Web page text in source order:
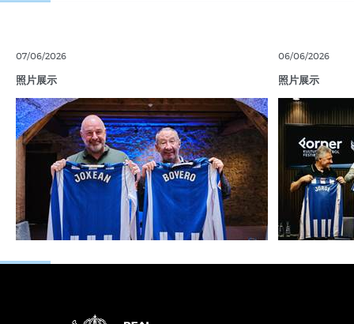
07/06/2026
照片展示
06/06/2026
照片展示